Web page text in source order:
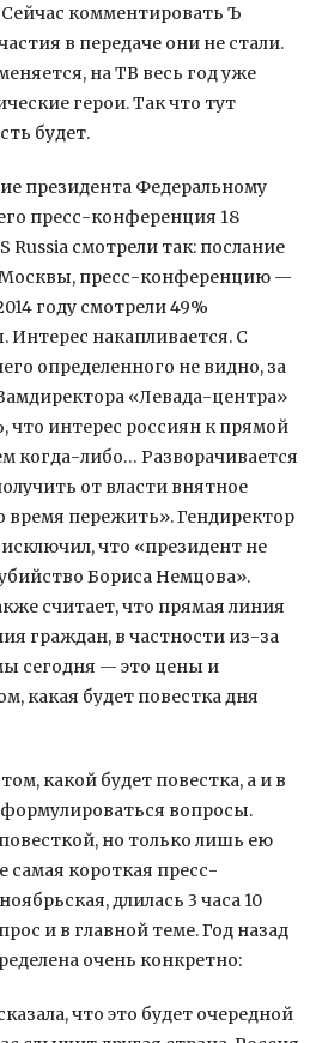
комментировать Ъ
в передаче они не стали.
на ТВ весь год уже
герои. Так что тут
будет.
президента Федеральному
пресс-конференция 18
Russia смотрели так: послание
Москвы, пресс-конференцию —
году смотрели 49%
Интерес накапливается. С
определенного не видно, за
«Левада-центра»
что интерес россиян к прямой
когда-либо… Разворачивается
от власти внятное
время пережить». Гендиректор
что «президент не
Бориса Немцова».
считает, что прямая линия
граждан, в частности из-за
сегодня — это цены и
какая будет повестка дня
какой будет повестка, а и в
вопросы.
но только лишь ею
самая короткая пресс-
длилась 3 часа 10
и в главной теме. Год назад
очень конкретно:
что это будет очередной